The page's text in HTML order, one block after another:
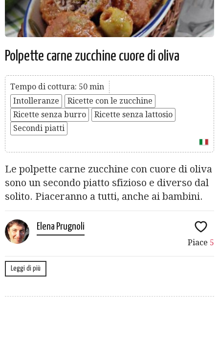
Polpette carne zucchine cuore di oliva
Tempo di cottura: 50 min
Intolleranze
Ricette con le zucchine
Ricette senza burro
Ricette senza lattosio
Secondi piatti
Le polpette carne zucchine con cuore di oliva
sono un secondo piatto sfizioso e diverso dal
solito. Piaceranno a tutti, anche ai bambini.
Elena Prugnoli
Piace 5
Leggi di più